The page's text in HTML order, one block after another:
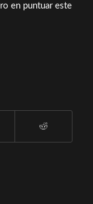
en puntuar este